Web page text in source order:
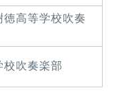
徳高等学校吹奏
校吹奏楽部